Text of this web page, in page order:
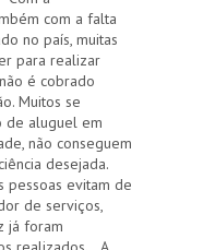
com a falta
no país, muitas
para realizar
é cobrado
Muitos se
de aluguel em
não conseguem
desejada.
pessoas evitam de
de serviços,
já foram